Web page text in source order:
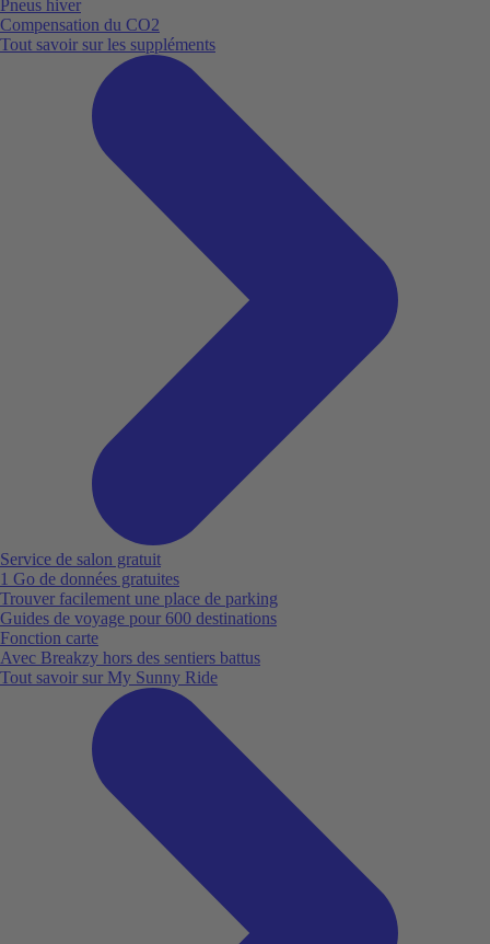
Pneus hiver
Compensation du CO2
Tout savoir sur les suppléments
Service de salon gratuit
1 Go de données gratuites
Trouver facilement une place de parking
Guides de voyage pour 600 destinations
Fonction carte
Avec Breakzy hors des sentiers battus
Tout savoir sur My Sunny Ride